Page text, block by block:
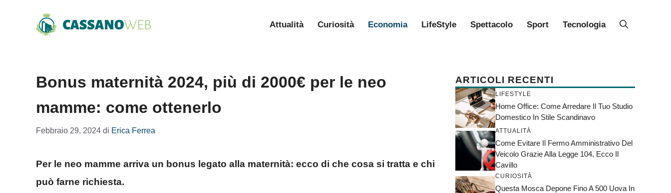
Attualità Curiosità Economia LifeStyle Spettacolo Sport Tecnologia
Bonus maternità 2024, più di 2000€ per le neo
mamme: come ottenerlo
Febbraio 29, 2024 di Erica Ferrea
Per le neo mamme arriva un bonus legato alla maternità: ecco di che cosa si tratta e chi
può farne richiesta.
ARTICOLI RECENTI
LIFESTYLE
Home Office: Come Arredare Il Tuo Studio
Domestico In Stile Scandinavo
ATTUALITÀ
Come Evitare Il Fermo Amministrativo Del
Veicolo Grazie Alla Legge 104, Ecco Il
Cavillo
CURIOSITÀ
Questa Mosca Depone Fino A 500 Uova In